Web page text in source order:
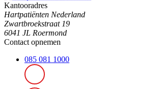
Kantooradres
Hartpatiënten Nederland
Zwartbroekstraat 19
6041 JL Roermond
Contact opnemen
085 081 1000